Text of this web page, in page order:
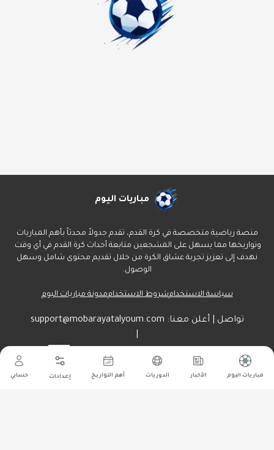
مباريات اليوم الأخبار الدوريات أهم التواريخ إعدادات حسابي
مباريات اليوم
منصة رياضية متخصصة في كرة القدم، تقدم جدولاً محدثاً بأهم المباريات
وتواريخها مما يسهل على المشجعين متابعة أحداث كرة القدم في أي وقت.
نهدف إلى تعزيز تجربة عشاق الكرة من خلال تقديم محتوى شامل وسهل
الوصول.
سياسة الاستخدامشروط الاستخداممدونة مباريات اليوم
تواصل | أعلن معنا: support@mobarayatalyoum.com